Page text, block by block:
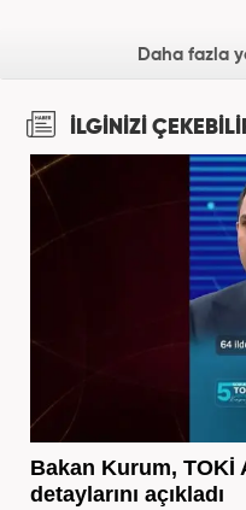
Daha fazla
İLGİNİZİ
Bakan Kurum, TOKİ
detaylarını açıkladı